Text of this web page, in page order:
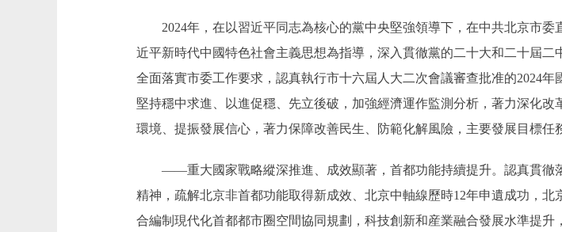
2024年，在以習近平同志為核心的黨中央堅強領導下，在中共北京市
近平新時代中國特色社會主義思想為指導，深入貫徹黨的二十大和二十屆
全面落實市委工作要求，認真執行市十六屆人大二次會議審查批准的2024
堅持穩中求進、以進促穩、先立後破，加強經濟運作監測分析，著力深化
環境、提振發展信心，著力保障改善民生、防範化解風險，主要發展目標任
——重大國家戰略縱深推進、成效顯著，首都功能持續提升。認真貫徹
精神，疏解北京非首都功能取得新成效、北京中軸線歷時12年申遺成功，
合編制現代化首都都市圈空間協同規劃，科技創新和産業融合發展水準提